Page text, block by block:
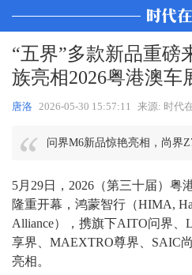
“五界”多款新品重磅
族亮相2026粤港澳车
唐洛 2026-05-30 15:57:11 来源: 时代
问界M6新品惊艳亮相，尚界
5月29日，2026（第三十届）粤
隆重开幕，鸿蒙智行（HIMA,
Alliance），携旗下AITO问界、
享界、MAEXTRO尊界、SAIC
亮相。